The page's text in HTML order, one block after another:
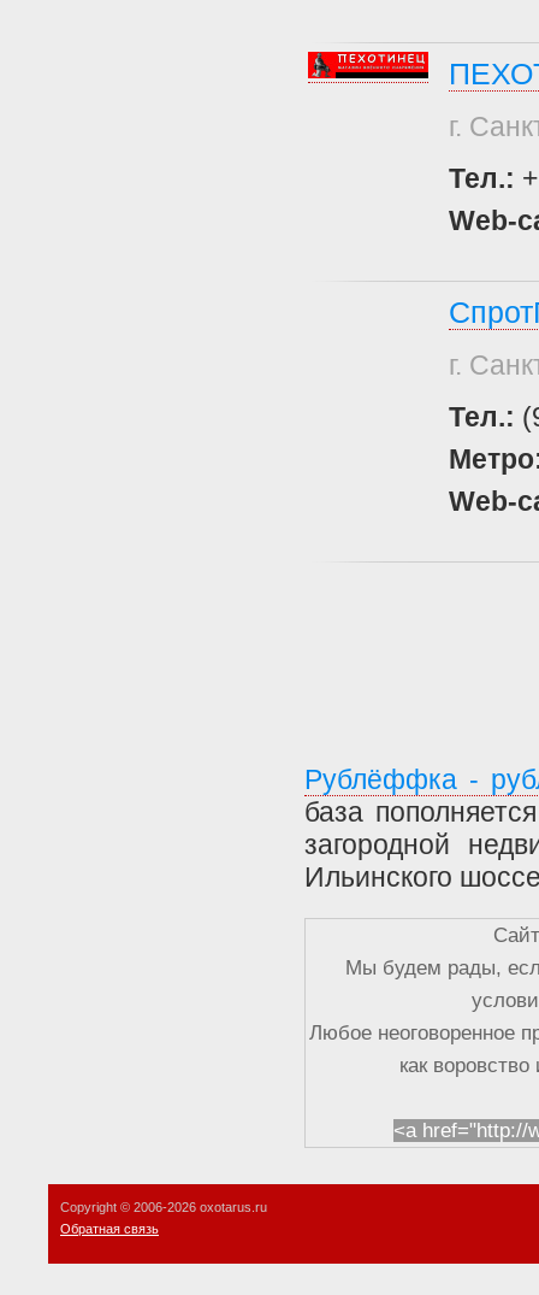
г.
Тел.:
Web-
г.
Тел.:
Web-
Рублёффка -
база
загородной
Ильинского
Мы будем рады,
Любое неоговоренное
как
<a href="http://
Copyright © 2006-2026 oxotarus.ru
Обратная связь